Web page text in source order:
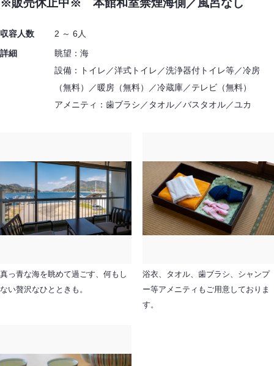
※販売休止中※ 本館和室禁煙海側／風呂なし
収容人数
2 ～ 6人
詳細
眺望：海
設備：トイレ／洋式トイレ／洗浄器付トイレ等／冷房
（無料）／暖房（無料）／冷蔵庫／テレビ（無料）
アメニティ：歯ブラシ／タオル／バスタオル／ユカ
真っ青な海を眺めて過ごす、何もし
ない贅沢なひとときも。
浴衣、タオル、歯ブラシ、シャンプ
ー等アメニティもご用意しておりま
す。